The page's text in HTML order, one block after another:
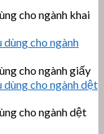
cho ngành khai
cho ngành giấy
cho ngành dệt